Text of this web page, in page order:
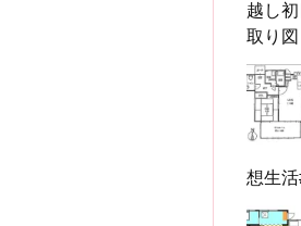
越し
取り図
想生